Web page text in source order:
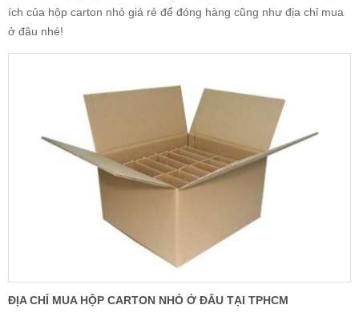
ích của hộp carton nhỏ giá rẻ để đóng hàng cũng như địa chỉ mua
ở đâu nhé!
ĐỊA CHỈ MUA HỘP CARTON NHỎ Ở ĐÂU TẠI TPHCM